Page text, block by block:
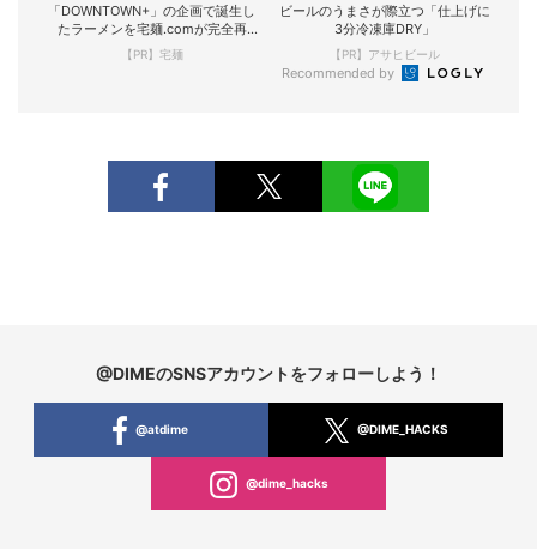
「DOWNTOWN+」の企画で誕生し
たラーメンを宅麺.comが完全再
現！
【PR】宅麺
ビールのうまさが際立つ「仕上げに
3分冷凍庫DRY」
【PR】アサヒビール
Recommended by
@DIMEのSNSアカウントをフォローしよう！
@atdime @DIME_HACKS
@dime_hacks